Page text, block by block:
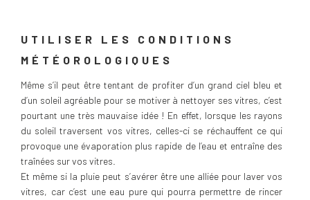
UTILISER LES CONDITIONS
MÉTÉOROLOGIQUES
Même s’il peut être tentant de profiter d’un grand ciel bleu et
d’un soleil agréable pour se motiver à nettoyer ses vitres, c’est
pourtant une très mauvaise idée ! En effet, lorsque les rayons
du soleil traversent vos vitres, celles-ci se réchauffent ce qui
provoque une évaporation plus rapide de l’eau et entraîne des
traînées sur vos vitres.
Et même si la pluie peut s’avérer être une alliée pour laver vos
vitres, car c’est une eau pure qui pourra permettre de rincer